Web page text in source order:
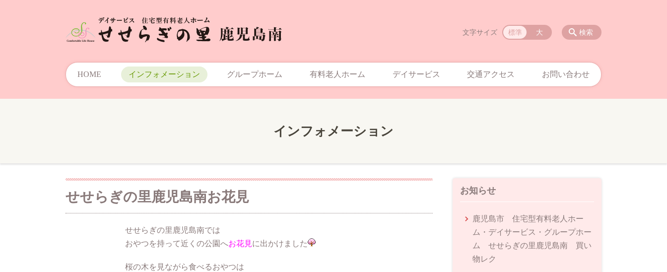
HOME インフォメーション グループホーム 有料老人ホーム デイサービス 交通アクセス お問い合わせ
検索
文字サイズ 標準 大
インフォメーション
せせらぎの里鹿児島南お花見
せせらぎの里鹿児島南では
おやつを持って近くの公園へお花見に出かけました
桜の木を見ながら食べるおやつは
お知らせ
鹿児島市 住宅型有料老人ホー
ム・デイサービス・グループホー
ム せせらぎの里鹿児島南 買い
物レク